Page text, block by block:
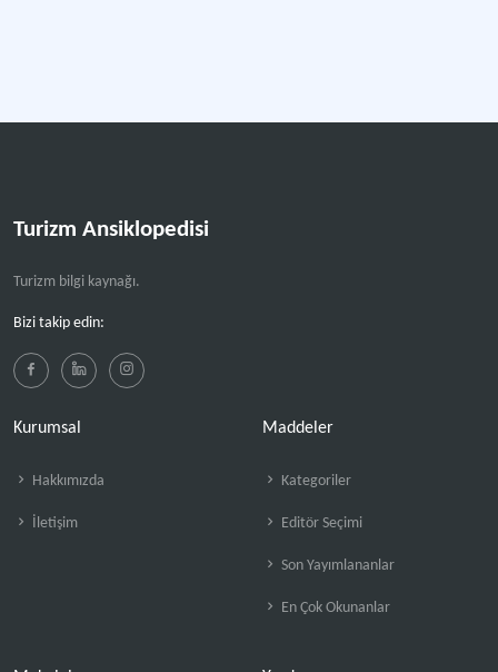
Turizm Ansiklopedisi
Turizm bilgi kaynağı.
Bizi takip edin:
Kurumsal
Hakkımızda
İletişim
Maddeler
Kategoriler
Editör Seçimi
Son Yayımlananlar
En Çok Okunanlar